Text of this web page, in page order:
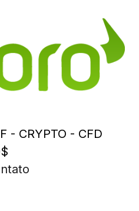
- CRYPTO - CFD